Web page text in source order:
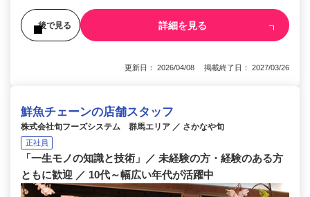
後で見る 詳細を見る
更新日： 2026/04/08 掲載終了日： 2027/03/26
鮮魚チェーンの店舗スタッフ
株式会社旬フーズシステム 群馬エリア ／ さかなや旬
正社員
「一生モノの知識と技術」／ 未経験の方・経験のある方
ともに歓迎 ／ 10代～幅広い年代が活躍中